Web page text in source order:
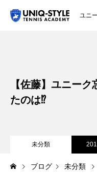
ユニ
スクール紹介・コーチ
ブログ
アクセス
【佐藤】ユニー
たのは⁉︎
未分類
ブログ 未分類